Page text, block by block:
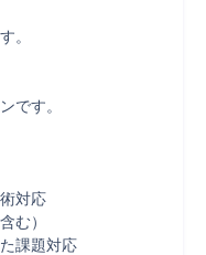
。
です。
対応
む）
課題対応